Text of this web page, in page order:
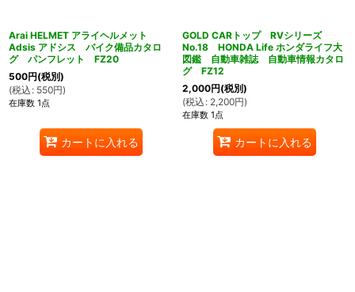
Arai HELMET アライヘルメット
Adsis アドシス バイク備品カタロ
グ パンフレット FZ20
500円(税別)
(税込 : 550円)
在庫数 1点
カートに入れる
GOLD CARトップ RVシリーズ
No.18 HONDA Life ホンダライフ大
図鑑 自動車雑誌 自動車情報カタロ
グ FZ12
2,000円(税別)
(税込 : 2,200円)
在庫数 1点
カートに入れる